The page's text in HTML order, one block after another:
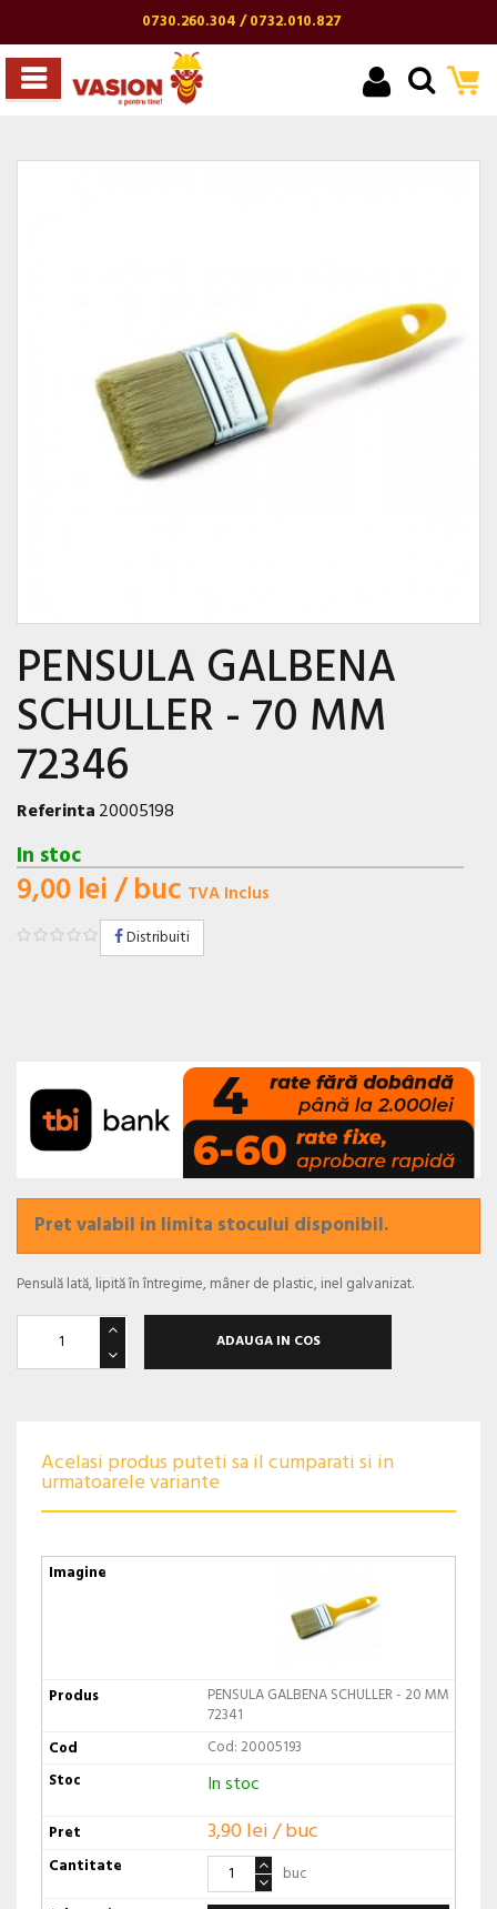
0730.260.304 / 0732.010.827
PENSULA GALBENA
SCHULLER - 70 MM
72346
Referinta20005198
In stoc
9,00 lei/ buc TVA Inclus
Distribuiti
Pret valabil in limita stocului disponibil.
Pensulă lată, lipită în întregime, mâner de plastic, inel galvanizat.
ADAUGA IN COS
Acelasi produs puteti sa il cumparati si in
urmatoarele variante
PENSULA GALBENA SCHULLER - 20 MM
72341
Cod: 20005193
In stoc
3,90 lei / buc
buc